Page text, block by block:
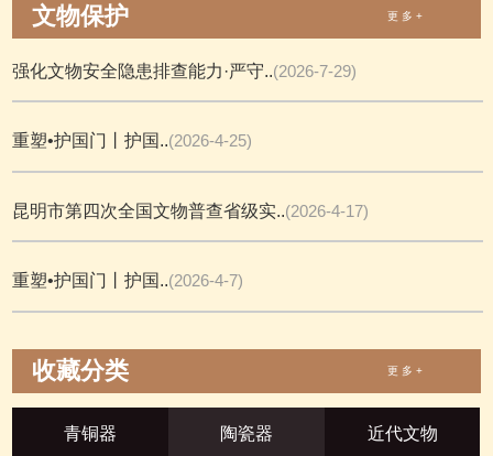
文物保护 更 多 +
强化文物安全隐患排查能力·严守..(2026-7-29)
重塑•护国门丨护国..(2026-4-25)
昆明市第四次全国文物普查省级实..(2026-4-17)
重塑•护国门丨护国..(2026-4-7)
收藏分类 更 多 +
青铜器 陶瓷器 近代文物